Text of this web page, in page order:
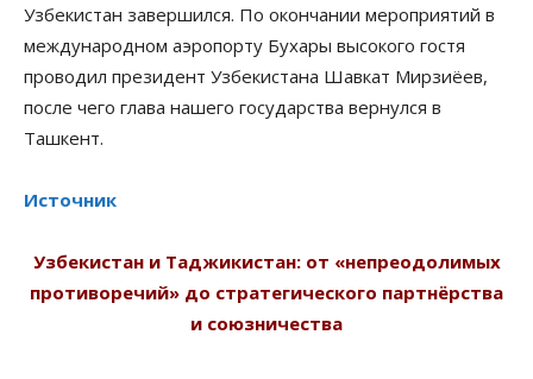
Узбекистан завершился. По окончании мероприятий в
международном аэропорту Бухары высокого гостя
проводил президент Узбекистана Шавкат Мирзиёев,
после чего глава нашего государства вернулся в
Ташкент.
Источник
Узбекистан и Таджикистан: от «непреодолимых
противоречий» до стратегического партнёрства
и союзничества